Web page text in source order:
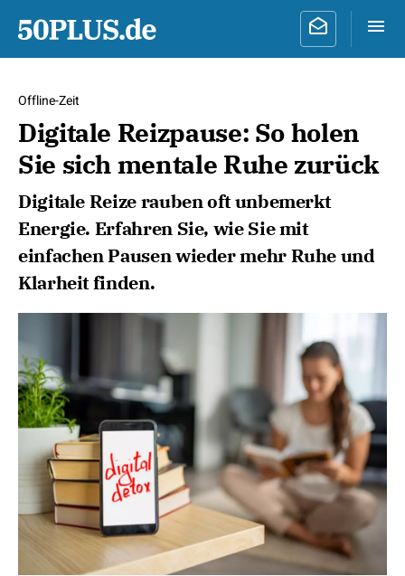
Offline-Zeit
Digitale Reizpause: So holen
Sie sich mentale Ruhe zurück
Digitale Reize rauben oft unbemerkt
Energie. Erfahren Sie, wie Sie mit
einfachen Pausen wieder mehr Ruhe und
Klarheit finden.